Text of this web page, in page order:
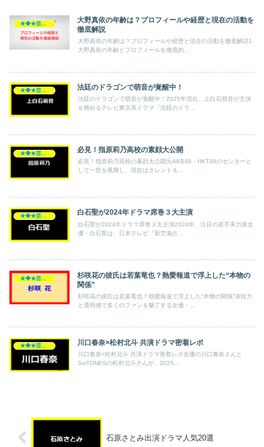
大野真依の年齢は？プロフィールや経歴と現在の活動を
徹底解説
大野真依の年齢は？プロフィールや経歴と現在の活動を徹底解説1.
大野真依の年齢とプロフィールを徹底的...
★◆★芸能人★◆★ 法廷のドラゴンで萌音が覚醒中！
法廷のドラゴンで萌音が覚醒中！2025年現在、上白石萌音が主演
を務めるテレビ東京系ドラマ『法廷のドラ...
必見！指原莉乃高校の素顔大公開
必見！指原莉乃高校の素顔大公開元AKB48・HKT48のセンターと
して一世を風靡し、現在はタレント＆...
白石聖が2024年ドラマ席巻３大主演
白石聖が2024年ドラマ席巻３大主演2024年、注目の若手実力派女
優・白石聖は、日本テレビ『新空港占...
杉咲花の彼氏は若葉竜也？熱愛報道で浮上した“本物の
関係”
杉咲花の彼氏は若葉竜也？熱愛報道で浮上した“本物の関係”演技力
と透明感で多くのファンを魅了する女優・...
川口春奈×松村北斗 共演ドラマ密着レポ
川口春奈×松村北斗 共演ドラマ密着レポ女優の川口春奈さんと
SixTONESの松村北斗さんが、2025...
石原さとみ出演ドラマ人気20選